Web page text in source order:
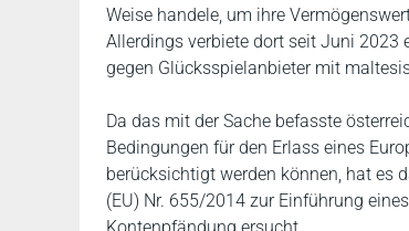
Weise handele, um ihre
Allerdings verbiete dort seit Juni 2023
gegen Glücksspielanbieter mit
Da das mit der Sache befasste
Bedingungen für den Erlass eines
berücksichtigt werden können, hat es
(EU) Nr. 655/2014 zur Einführung